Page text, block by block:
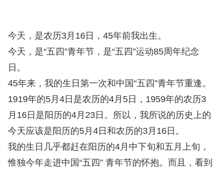
今天，是农历3月16日，45年前我出生。
今天，是“五四”青年节，是“五四”运动85周年纪念
日。
45年来，我的生日第一次和中国“五四”青年节重逢。
1919年的5月4日是农历的4月5日，1959年的农历3
月16日是阳历的4月23日。所以，我所说的历史上的
今天应该是阳历的5月4日和农历的3月16日。
我的生日几乎都赶在阳历的4月中下旬和五月上旬，
惟独今年走进中国“五四” 青年节的怀抱。而且，看到